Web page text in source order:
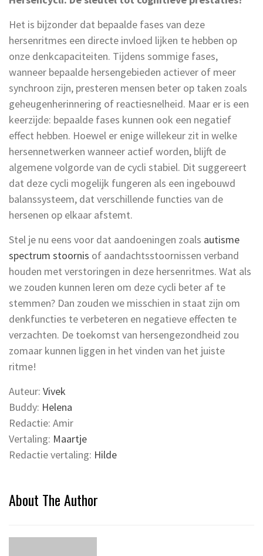
Het is bijzonder dat bepaalde fases van deze
hersenritmes een directe invloed lijken te hebben op
onze denkcapaciteiten. Tijdens sommige fases,
wanneer bepaalde hersengebieden actiever of meer
synchroon zijn, presteren mensen beter op taken zoals
geheugenherinnering of reactiesnelheid. Maar er is een
keerzijde: bepaalde fases kunnen ook een negatief
effect hebben. Hoewel er enige willekeur zit in welke
hersennetwerken wanneer actief worden, blijft de
algemene volgorde van de cycli stabiel. Dit suggereert
dat deze cycli mogelijk fungeren als een ingebouwd
balanssysteem, dat verschillende functies van de
hersenen op elkaar afstemt.
Stel je nu eens voor dat aandoeningen zoals autisme
spectrum stoornis of aandachtsstoornissen verband
houden met verstoringen in deze hersenritmes. Wat als
we zouden kunnen leren om deze cycli beter af te
stemmen? Dan zouden we misschien in staat zijn om
denkfuncties te verbeteren en negatieve effecten te
verzachten. De toekomst van hersengezondheid zou
zomaar kunnen liggen in het vinden van het juiste
ritme!
Auteur: Vivek
Buddy: Helena
Redactie: Amir
Vertaling: Maartje
Redactie vertaling: Hilde
About The Author